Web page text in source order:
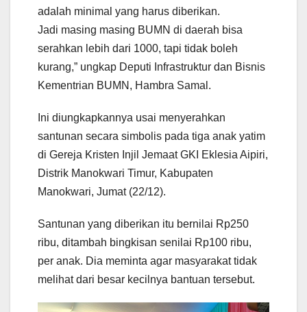
adalah minimal yang harus diberikan.
Jadi masing masing BUMN di daerah bisa
serahkan lebih dari 1000, tapi tidak boleh
kurang,” ungkap Deputi Infrastruktur dan Bisnis
Kementrian BUMN, Hambra Samal.
Ini diungkapkannya usai menyerahkan
santunan secara simbolis pada tiga anak yatim
di Gereja Kristen Injil Jemaat GKI Eklesia Aipiri,
Distrik Manokwari Timur, Kabupaten
Manokwari, Jumat (22/12).
Santunan yang diberikan itu bernilai Rp250
ribu, ditambah bingkisan senilai Rp100 ribu,
per anak. Dia meminta agar masyarakat tidak
melihat dari besar kecilnya bantuan tersebut.